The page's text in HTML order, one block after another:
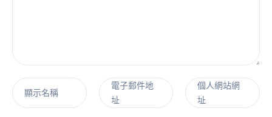
顯示名稱
電子郵件地
址
個人網站網
址